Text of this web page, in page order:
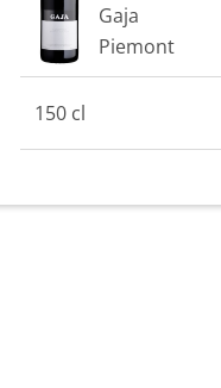
Gaja
Piemont
150 cl